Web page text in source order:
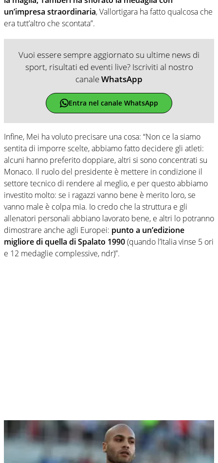
un’impresa straordinaria, Vallortigara ha fatto qualcosa che
era tutt’altro che scontata”.
Vuoi essere sempre aggiornato su ultime news di
sport, risultati ed eventi live? Iscriviti al nostro
canaleWhatsApp
Entra nel canale WhatsApp
Infine, Mei ha voluto precisare una cosa: “Non ce la siamo
sentita di imporre scelte, abbiamo fatto decidere gli atleti:
alcuni hanno preferito doppiare, altri si sono concentrati su
Monaco. Il ruolo del presidente è mettere in condizione il
settore tecnico di rendere al meglio, e per questo abbiamo
investito molto: se i ragazzi vanno bene è merito loro, se
vanno male è colpa mia. Io credo che la struttura e gli
allenatori personali abbiano lavorato bene, e altri lo potranno
dimostrare anche agli Europei: punto a un’edizione
migliore di quella di Spalato 1990(quando l’Italia vinse 5 ori
e 12 medaglie complessive, ndr)”.